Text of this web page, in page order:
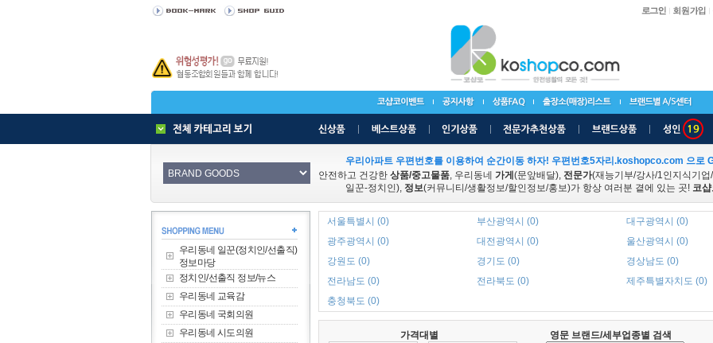
우리아파트 우편번호를 이용하여 순간이동 하자! 우편번호5자리.koshopco.com 으로
안전하고 건강한 상품/중고물품, 우리동네 가게 (문앞배달), 전문가(재능기부/강사/1인지식기업
일꾼-정치인), 정보(커뮤니티/생활정보/할인정보/홍보)가 항상 여러분 곁에 있는 곳! 코
우리동네 일꾼(정치인/선출직)
정보마당
정치인/선출직 정보/뉴스
우리동네 교육감
우리동네 국회의원
우리동네 시도의원
서울특별시 (0) 부산광역시 (0)
대구광역시 (0)
광주광역시 (0)
대전광역시 (0)
울산광역시 (0)
강원도 (0)
경기도 (0)
경상남도 (0)
전라남도 (0)
전라북도 (0)
제주특별자치도 (0)
충청북도 (0)
가격대별
영문 브랜드/세부업종별 검색